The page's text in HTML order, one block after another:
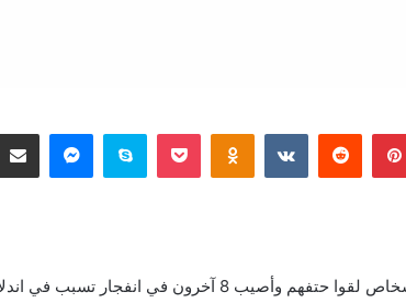
بينتيريست Odnoklassniki
‫Pocketسكايب
أفادت السلطات التشيكية أن 6 أشخاص لقوا حتفهم وأصيب 8 آخرون في